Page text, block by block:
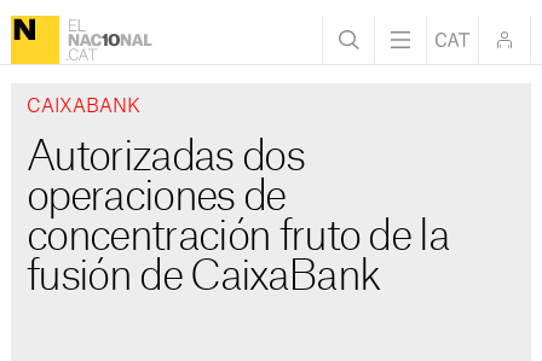
CAIXABANK
Autorizadas dos
operaciones de
concentración fruto de la
fusión de CaixaBank